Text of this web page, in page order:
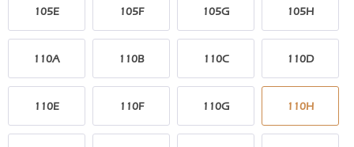
105E 105F 105G 105H
110A 110B 110C 110D
110E 110F 110G 110H